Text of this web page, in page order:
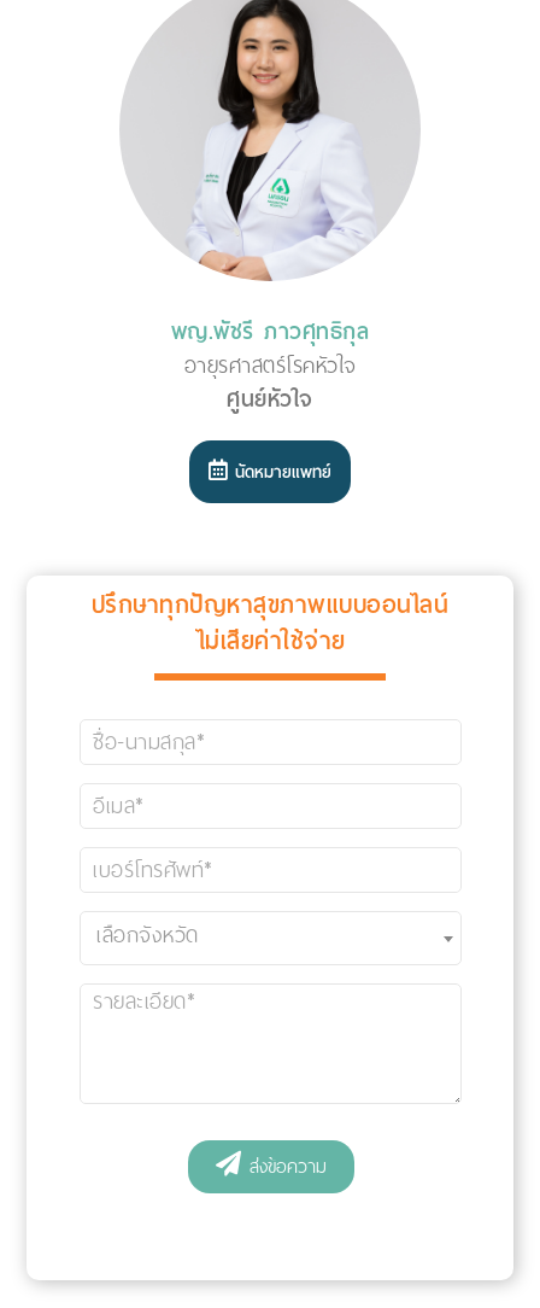
พญ.พัชรี ภาวศุทธิกุล
อายุรศาสตร์โรคหัวใจ
ศูนย์หัวใจ
นัดหมายแพทย์
ปรึกษาทุกปัญหาสุขภาพแบบออนไลน์
ไม่เสียค่าใช้จ่าย